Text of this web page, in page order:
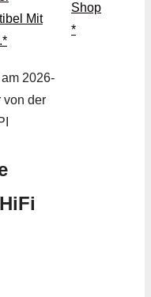
Mit
Shop
*
2026-
von der